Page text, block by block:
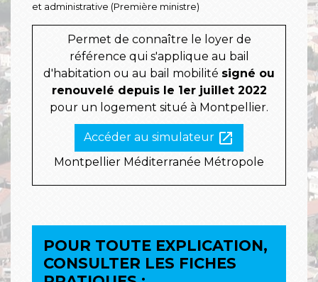
et administrative (Première ministre)
Permet de connaître le loyer de
référence qui s'applique au bail
d'habitation ou au bail mobilité signé ou
renouvelé depuis le 1 erjuillet 2022
pour un logement situé à Montpellier.
Accéder au simulateur open_in_new
Montpellier Méditerranée Métropole
POUR TOUTE EXPLICATION,
CONSULTER LES FICHES